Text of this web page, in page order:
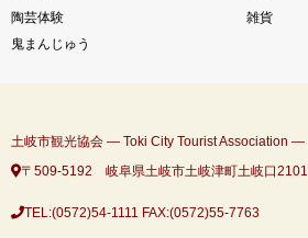
陶芸体験
雑貨
鬼まんじゅう
土岐市観光協会 ― Toki City Tourist Association ―
〒509-5192 岐阜県土岐市土岐津町土岐口2101
TEL:(0572)54-1111 FAX:(0572)55-7763